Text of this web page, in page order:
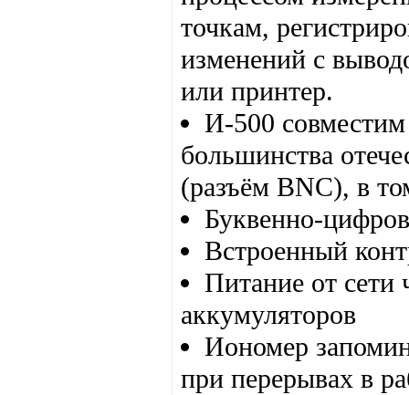
точкам,
изменений с
или принтер.
И-500
большинства
(разъём BNC), в
Буквенно-
Встроенный
Питание от сети
аккумуляторов
Иономер
при перерывах в